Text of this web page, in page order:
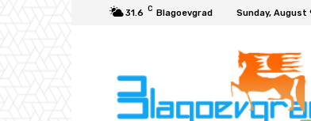
31.6 C Blagoevgrad Sunday, August